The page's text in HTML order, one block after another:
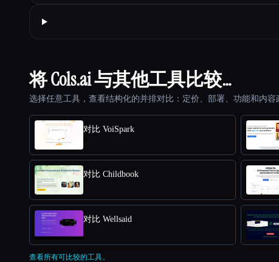
将 Cols.ai 与其他工具比较…
选择任意工具，查看结构化的并排对比：定价、部署、功能和内容
对比 VoiSpark
对比 Childbook
对比 Wellsaid
查看所有可比较的工具。